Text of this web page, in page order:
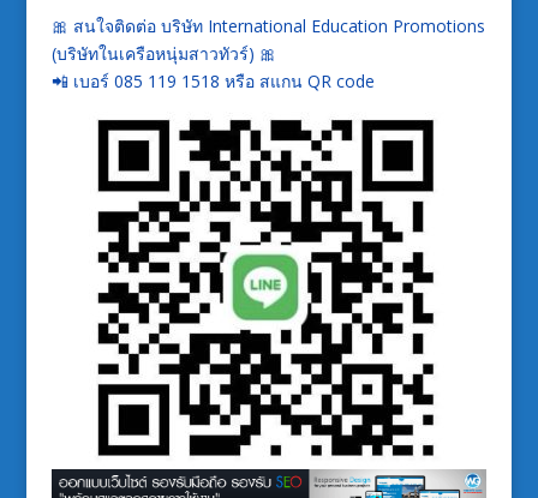
🎀 สนใจติดต่อ บริษัท International Education Promotions
(บริษัทในเครือหนุ่มสาวทัวร์) 🎀
📲 เบอร์ 085 119 1518 หรือ สแกน QR code